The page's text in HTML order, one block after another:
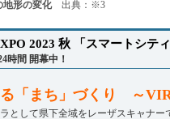
地形の変化出典：※3
2023 秋 「スマートシティ
開幕中！
「まち」づくり ～
として県下全域をレーザスキャナー